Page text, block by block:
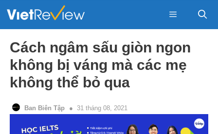
Menu
Cách ngâm sấu giòn ngon
không bị váng mà các mẹ
không thể bỏ qua
Ban Biên Tập 31 tháng 08, 2021